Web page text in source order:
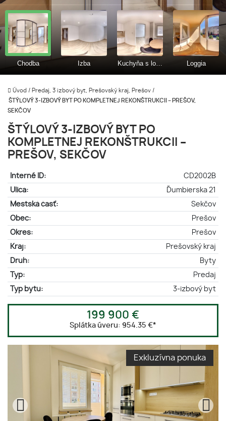
Úvod / Predaj, 3 izbový byt, Prešovský kraj, Prešov /
ŠTÝLOVÝ 3-IZBOVÝ BYT PO KOMPLETNEJ REKONŠTRUKCII – PREŠOV,
SEKČOV
ŠTÝLOVÝ 3-IZBOVÝ BYT PO
KOMPLETNEJ REKONŠTRUKCII –
PREŠOV, SEKČOV
Interné ID:
CD2002B
Ulica:
Ďumbierska 21
Mestská časť:
Sekčov
Obec:
Prešov
Okres:
Prešov
Kraj:
Prešovský kraj
Druh:
Byty
Typ:
Predaj
Typ bytu:
3-izbový byt
199 900 €
Splátka úveru: 954.35 €*
Exkluzívna ponuka